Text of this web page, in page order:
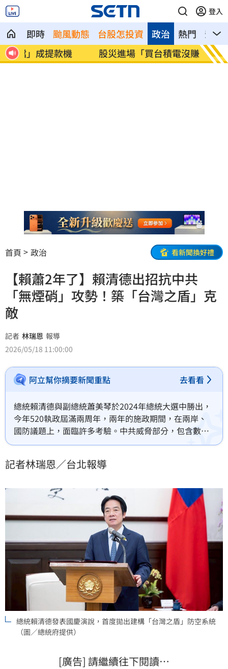
登入
即時 颱風動態 台股怎投資 熱門 影音
政治
股災進場「買台積電沒賺」這檔1張賺300
萬
方恩
首頁 政治 看新聞換好禮
【賴蕭2年了】賴清德出招抗中共
「無煙硝」攻勢！築「台灣之盾」克
敵
記者 林瑞恩 報導
2026/05/18 11:00:00
阿立幫你摘要新聞重點 去看看
總統賴清德與副總統蕭美琴於2024年總統大選中勝出，
今年520執政屆滿兩周年，兩年的施政期間，在兩岸、
國防議題上，面臨許多考驗。中共威脅部分，包含數次
中共對台軍演、灰色侵擾與長臂管轄、紅色代理人等；
《三立新聞網》也帶您逐一回顧。
記者林瑞恩／台北報導
總統賴清德發表國慶演說，首度拋出建構「台灣之盾」防空系統
（圖／總統府提供）
[廣告] 請繼續往下閱讀…